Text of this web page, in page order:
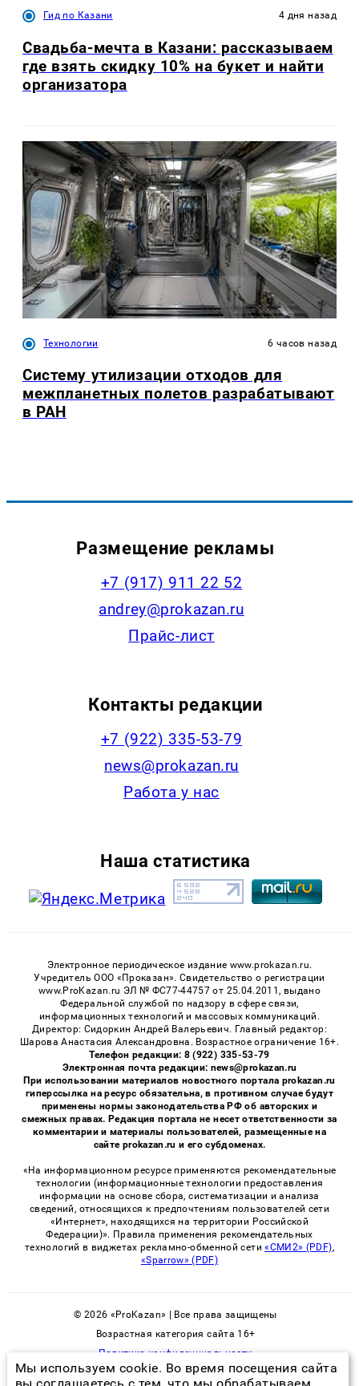
Гид по Казани 4 дня назад
Свадьба-мечта в Казани: рассказываем
где взять скидку 10% на букет и найти
организатора
Технологии 6 часов назад
Систему утилизации отходов для
межпланетных полетов разрабатывают
в РАН
Размещение рекламы
+7 (917) 911 22 52
andrey@prokazan.ru
Прайс-лист
Контакты редакции
+7 (922) 335-53-79
news@prokazan.ru
Работа у нас
Наша статистика
Электронное периодическое издание www.prokazan.ru.
Учредитель ООО «Проказан». Cвидетельство о регистрации
www.ProKazan.ru ЭЛ № ФС77-44757 от 25.04.2011, выдано
Федеральной службой по надзору в сфере связи,
информационных технологий и массовых коммуникаций.
Директор: Сидоркин Андрей Валерьевич. Главный редактор:
Шарова Анастасия Александровна. Возрастное ограничение 16+.
Телефон редакции: 8 (922) 335-53-79
Электронная почта редакции: news@prokazan.ru
При использовании материалов новостного портала prokazan.ru
гиперссылка на ресурс обязательна, в противном случае будут
применены нормы законодательства РФ об авторских и
смежных правах. Редакция портала не несет ответственности за
комментарии и материалы пользователей, размещенные на
сайте prokazan.ru и его субдоменах.
«На информационном ресурсе применяются рекомендательные
технологии (информационные технологии предоставления
информации на основе сбора, систематизации и анализа
сведений, относящихся к предпочтениям пользователей сети
«Интернет», находящихся на территории Российской
Федерации)». Правила применения рекомендательных
технологий в виджетах рекламно-обменной сети«СМИ2» (PDF),
«Sparrow» (PDF)
© 2026 «ProKazan» | Все права защищены
Возрастная категория сайта 16+
Политика конфиденциальности
Мы используем cookie. Во время посещения сайта